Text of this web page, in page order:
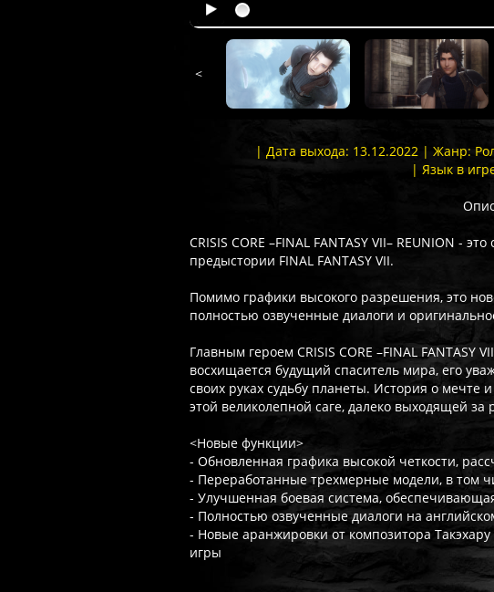
<
| Дата выхода: 13.12.2022 | Жанр:
| Язык в
CRISIS CORE –FINAL FANTASY VII– REUNION -
предыстории FINAL FANTASY VII.
Помимо графики высокого разрешения, это
полностью озвученные диалоги и
Главным героем CRISIS CORE –FINAL
восхищается будущий спаситель мира, его
своих руках судьбу планеты. История о мечте
этой великолепной саге, далеко выходящей за
<Новые функции>
- Обновленная графика высокой четкости,
- Переработанные трехмерные модели, в том
- Улучшенная боевая система,
- Полностью озвученные диалоги на
- Новые аранжировки от композитора
игры